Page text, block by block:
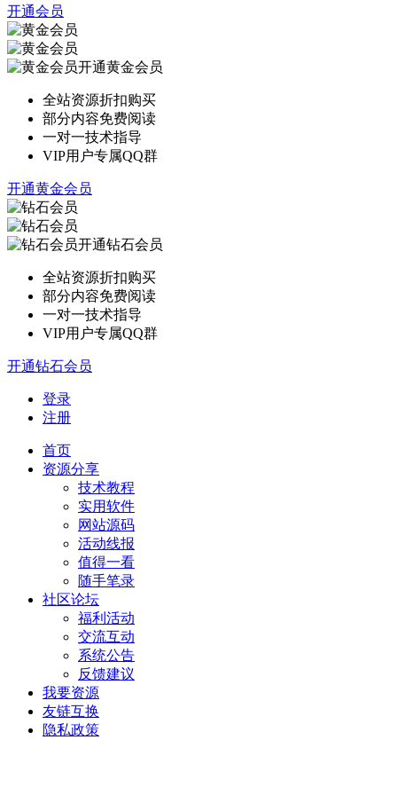
开通会员
开通黄金会员
全站资源折扣购买
部分内容免费阅读
一对一技术指导
VIP用户专属QQ群
开通黄金会员
开通钻石会员
全站资源折扣购买
部分内容免费阅读
一对一技术指导
VIP用户专属QQ群
开通钻石会员
登录
注册
首页
资源分享
技术教程
实用软件
网站源码
活动线报
值得一看
随手笔录
社区论坛
福利活动
交流互动
系统公告
反馈建议
我要资源
友链互换
隐私政策